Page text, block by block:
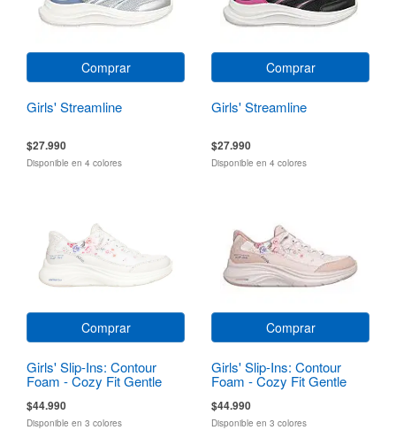
Comprar
Girls' Streamline
$27.990
Disponible en 4 colores
Comprar
Girls' Streamline
$27.990
Disponible en 4 colores
Comprar
Girls' Slip-Ins: Contour
Foam - Cozy Fit Gentle
$44.990
Disponible en 3 colores
Comprar
Girls' Slip-Ins: Contour
Foam - Cozy Fit Gentle
$44.990
Disponible en 3 colores